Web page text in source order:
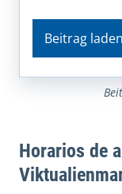
Beitrag laden
Horarios de